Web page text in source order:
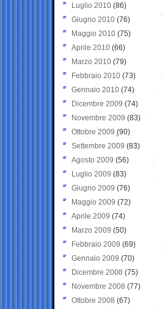
Luglio 2010 (86)
Giugno 2010 (76)
Maggio 2010 (75)
Aprile 2010 (66)
Marzo 2010 (79)
Febbraio 2010 (73)
Gennaio 2010 (74)
Dicembre 2009 (74)
Novembre 2009 (83)
Ottobre 2009 (90)
Settembre 2009 (83)
Agosto 2009 (56)
Luglio 2009 (83)
Giugno 2009 (76)
Maggio 2009 (72)
Aprile 2009 (74)
Marzo 2009 (50)
Febbraio 2009 (69)
Gennaio 2009 (70)
Dicembre 2008 (75)
Novembre 2008 (77)
Ottobre 2008 (67)